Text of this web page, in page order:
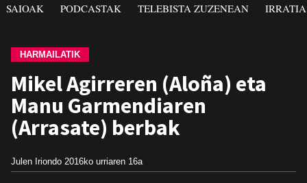
SAIOAK PODCASTAK TELEBISTA ZUZENEAN
HARMAILATIK
Mikel Agirreren (Aloña) eta
Manu Garmendiaren
(Arrasate) berbak
Julen Iriondo 2016ko urriaren 16a